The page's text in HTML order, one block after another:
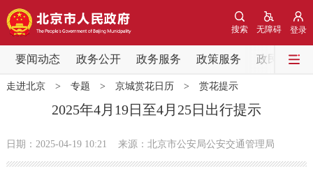
登录
无障碍
搜索
要闻动态 政务公开 政务服务 政策服务 政民互动
要闻动态
党中央精神 国务院信息 中央部委动态
走进北京> 专题 > 京城赏花日历 > 赏花提示
2025年4月19日至4月25日出行提示
日期：2025-04-19 10:21 来源：北京市公安局公安交通管理局